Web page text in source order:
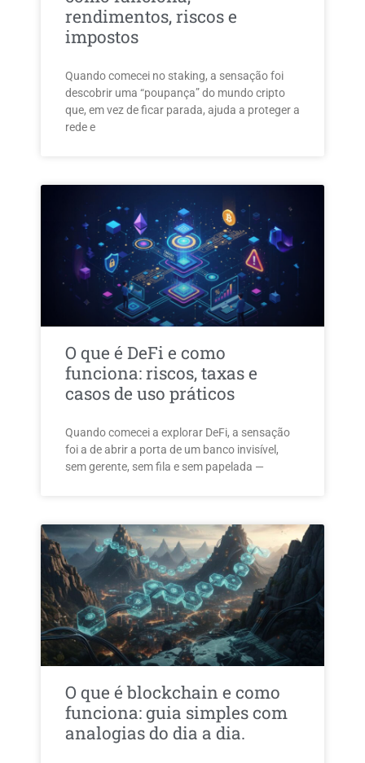
rendimentos, riscos e
impostos
Quando comecei no staking, a sensação foi
descobrir uma “poupança” do mundo cripto
que, em vez de ficar parada, ajuda a proteger a
rede e
O que é DeFi e como
funciona: riscos, taxas e
casos de uso práticos
Quando comecei a explorar DeFi, a sensação
foi a de abrir a porta de um banco invisível,
sem gerente, sem fila e sem papelada —
O que é blockchain e como
funciona: guia simples com
analogias do dia a dia.